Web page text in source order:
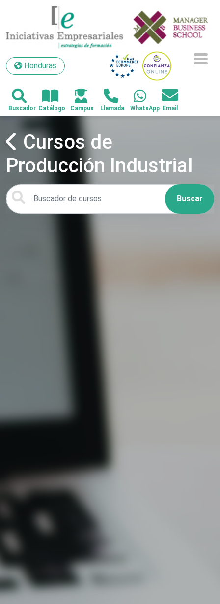
Honduras
Honduras
Cursos de
Producción Industrial
Buscar